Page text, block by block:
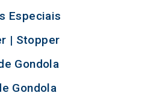
Especiais
| Stopper
Gondola
Gondola